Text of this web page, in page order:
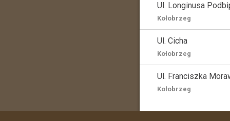
Ul. Longinusa
Kołobrzeg
Ul. Cicha
Kołobrzeg
Ul. Franciszka
Kołobrzeg